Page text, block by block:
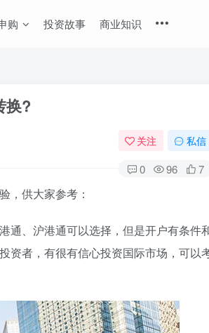
购 投资故事 商业知识
换?
关注 私信
0 96 7
，供大家参考：
通、沪港通可以选择，但是开户有条件
资者，有很有信心投资国际市场，可以